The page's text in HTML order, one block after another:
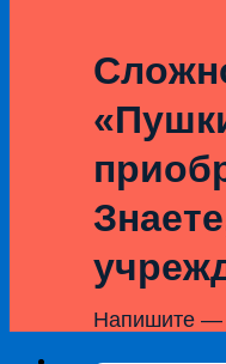
Напишите